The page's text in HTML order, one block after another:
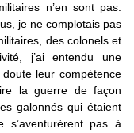
n’en sont pas.
je ne complotais pas
des colonels et
j’ai entendu une
leur compétence
la guerre de façon
galonnés qui étaient
s’aventurèrent pas à